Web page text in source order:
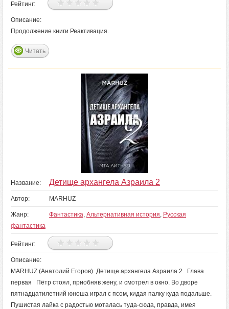
Рейтинг:
Описание:
Продолжение книги Реактивация.
Читать
Название: Детище архангела Азраила 2
Автор: MARHUZ
Жанр: Фантастика, Альтернативная история, Русская
фантастика
Рейтинг:
Описание:
MARHUZ (Анатолий Егоров). Детище архангела Азраила 2 Глава
первая Пётр стоял, приобняв жену, и смотрел в окно. Во дворе
пятнадцатилетний юноша играл с псом, кидая палку куда подальше.
Пушистая лайка с радостью моталась туда-сюда, правда, имея